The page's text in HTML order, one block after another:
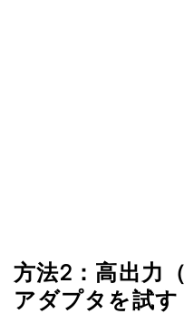
方法2：高出力
アダプタを試す